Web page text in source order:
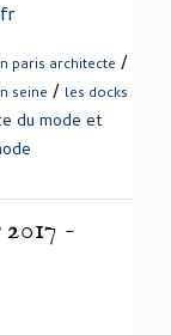
paris architecte /
seine / les docks
du mode et
2017 -